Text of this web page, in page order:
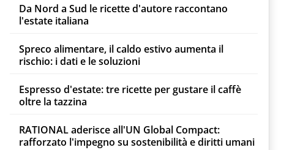
Da Nord a Sud le ricette d'autore raccontano
l'estate italiana
Spreco alimentare, il caldo estivo aumenta il
rischio: i dati e le soluzioni
Espresso d'estate: tre ricette per gustare il caffè
oltre la tazzina
RATIONAL aderisce all'UN Global Compact:
rafforzato l'impegno su sostenibilità e diritti umani